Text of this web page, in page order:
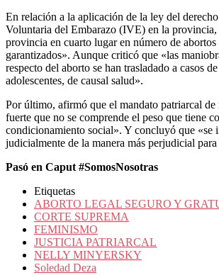
En relación a la aplicación de la ley del
Voluntaria del Embarazo (IVE) en la provincia,
provincia en cuarto lugar en número de
garantizados». Aunque criticó que «las
respecto del aborto se han trasladado a casos
adolescentes, de causal salud».
Por último, afirmó que el mandato patriarcal de
fuerte que no se comprende el peso que tiene
condicionamiento social». Y concluyó que «se
judicialmente de la manera más perjudicial
Pasó en Caput #SomosNosotras
Etiquetas
ABORTO LEGAL SEGURO Y
CORTE SUPREMA
FEMINISMO
JUSTICIA PATRIARCAL
NELLY MINYERSKY
Soledad Deza